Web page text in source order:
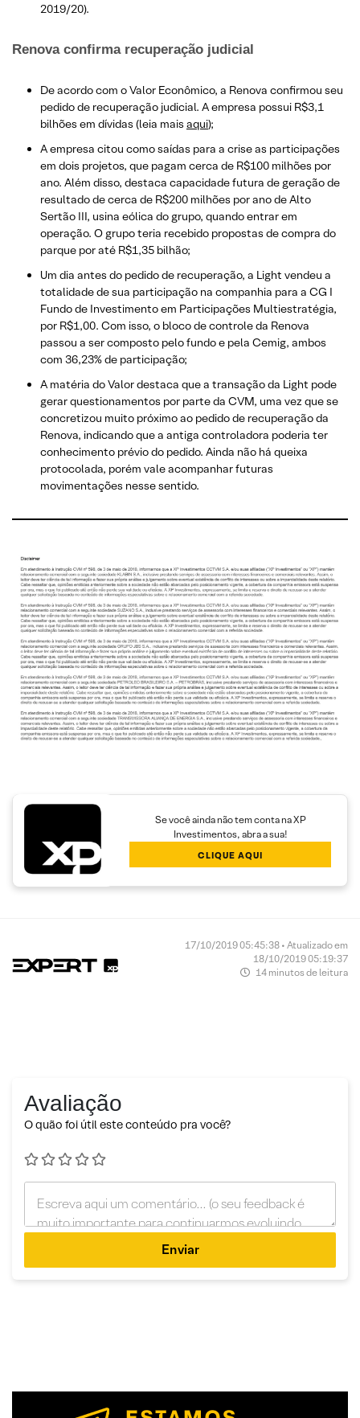
2019/20).
Renova confirma recuperação judicial
De acordo com o Valor Econômico, a Renova confirmou seu
pedido de recuperação judicial. A empresa possui R$3,1
bilhões em dívidas (leia mais aqui);
A empresa citou como saídas para a crise as participações
em dois projetos, que pagam cerca de R$100 milhões por
ano. Além disso, destaca capacidade futura de geração de
resultado de cerca de R$200 milhões por ano de Alto
Sertão III, usina eólica do grupo, quando entrar em
operação. O grupo teria recebido propostas de compra do
parque por até R$1,35 bilhão;
Um dia antes do pedido de recuperação, a Light vendeu a
totalidade de sua participação na companhia para a CG I
Fundo de Investimento em Participações Multiestratégia,
por R$1,00. Com isso, o bloco de controle da Renova
passou a ser composto pelo fundo e pela Cemig, ambos
com 36,23% de participação;
A matéria do Valor destaca que a transação da Light pode
gerar questionamentos por parte da CVM, uma vez que se
concretizou muito próximo ao pedido de recuperação da
Renova, indicando que a antiga controladora poderia ter
conhecimento prévio do pedido. Ainda não há queixa
protocolada, porém vale acompanhar futuras
movimentações nesse sentido.
Se você ainda não tem conta na XP
Investimentos, abra a sua!
CLIQUE AQUI
17/10/2019 05:45:38 • Atualizado em
18/10/2019 05:19:37
14 minutos de leitura
Avaliação
O quão foi útil este conteúdo pra você?
Enviar